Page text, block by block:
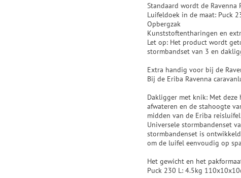
Standaard wordt de Ravenna
Luifeldoek in de maat: Puck
Opbergzak
Kunststoftentharingen en
Let op: Het product wordt
stormbandset van 3 en
Extra handig voor bij de
Bij de Eriba Ravenna
Dakligger met knik: Met
afwateren en de stahoogte
midden van de Eriba
Universele stormbandenset
stormbandenset is
om de luifel eenvoudig op
Het gewicht en het
Puck 230 L: 4.5kg